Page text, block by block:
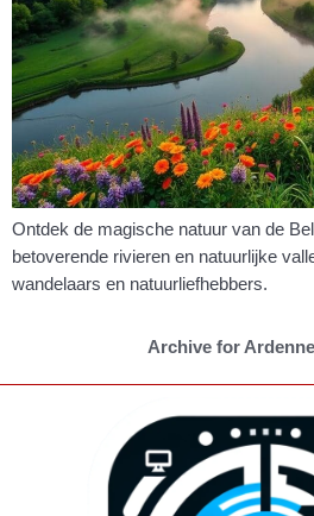
Ontdek de magische natuur van de
betoverende rivieren en natuurlijke
wandelaars en natuurliefhebbers.
Archive for